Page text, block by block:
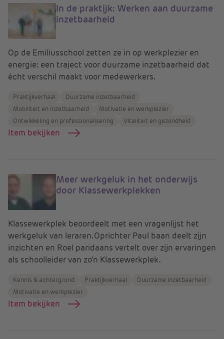
In de praktijk: Werken aan duurzame
inzetbaarheid
Op de Emiliusschool zetten ze in op werkplezier en
energie: een traject voor duurzame inzetbaarheid dat
écht verschil maakt voor medewerkers.
Praktijkverhaal
Duurzame inzetbaarheid
Mobiliteit en inzetbaarheid
Motivatie en werkplezier
Ontwikkeling en professionalisering
Vitaliteit en gezondheid
Item bekijken
Meer werkgeluk in het onderwijs
door Klassewerkplekken
Klassewerkplek beoordeelt met een vragenlijst het
werkgeluk van leraren. Oprichter Paul baan deelt zijn
inzichten en Roel paridaans vertelt over zijn ervaringen
als schoolleider van zo'n Klassewerkplek.
Kennis & achtergrond Praktijkverhaal
Duurzame inzetbaarheid
Motivatie en werkplezier
Item bekijken